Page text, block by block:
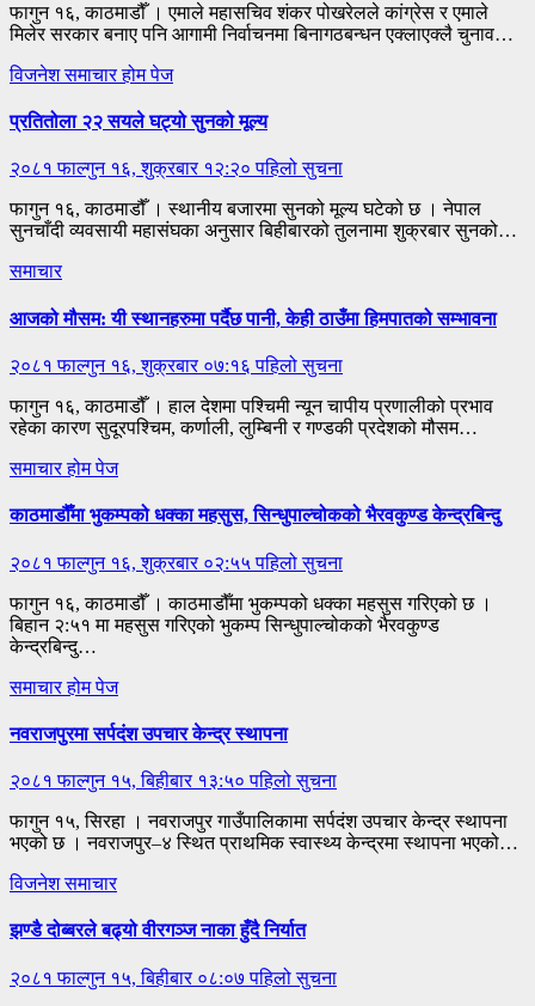
फागुन १६, काठमाडौँ । एमाले महासचिव शंकर पोखरेलले कांग्रेस र एमाले
मिलेर सरकार बनाए पनि आगामी निर्वाचनमा बिनागठबन्धन एक्लाएक्लै चुनाव…
विजनेशसमाचारहोम पेज
प्रतितोला २२ सयले घट्यो सुनको मूल्य
२०८१ फाल्गुन १६, शुक्रबार १२:२०पहिलो सुचना
फागुन १६, काठमाडौँ । स्थानीय बजारमा सुनको मूल्य घटेको छ । नेपाल
सुनचाँदी व्यवसायी महासंघका अनुसार बिहीबारको तुलनामा शुक्रबार सुनको…
समाचार
आजको मौसम: यी स्थानहरुमा पर्दैछ पानी, केही ठाउँमा हिमपातको सम्भावना
२०८१ फाल्गुन १६, शुक्रबार ०७:१६पहिलो सुचना
फागुन १६, काठमाडौँ । हाल देशमा पश्चिमी न्यून चापीय प्रणालीको प्रभाव
रहेका कारण सुदूरपश्चिम, कर्णाली, लुम्बिनी र गण्डकी प्रदेशको मौसम…
समाचारहोम पेज
काठमाडौँमा भुकम्पको धक्का महसुस, सिन्धुपाल्चोकको भैरवकुण्ड केन्द्रबिन्दु
२०८१ फाल्गुन १६, शुक्रबार ०२:५५पहिलो सुचना
फागुन १६, काठमाडौँ । काठमाडौँमा भुकम्पको धक्का महसुस गरिएको छ ।
बिहान २:५१ मा महसुस गरिएको भुकम्प सिन्धुपाल्चोकको भैरवकुण्ड
केन्द्रबिन्दु…
समाचारहोम पेज
नवराजपुरमा सर्पदंश उपचार केन्द्र स्थापना
२०८१ फाल्गुन १५, बिहीबार १३:५०पहिलो सुचना
फागुन १५, सिरहा । नवराजपुर गाउँपालिकामा सर्पदंश उपचार केन्द्र स्थापना
भएको छ । नवराजपुर–४ स्थित प्राथमिक स्वास्थ्य केन्द्रमा स्थापना भएको…
विजनेशसमाचार
झण्डै दोब्बरले बढ्यो वीरगञ्ज नाका हुँदै निर्यात
२०८१ फाल्गुन १५, बिहीबार ०८:०७पहिलो सुचना